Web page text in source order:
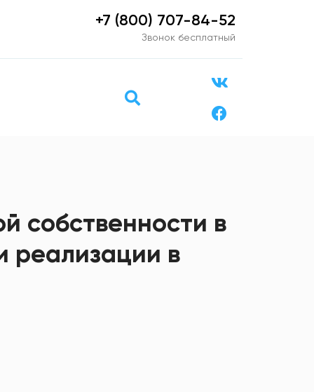
+7 (800) 707-84-52
Звонок бесплатный
собственности в
реализации в